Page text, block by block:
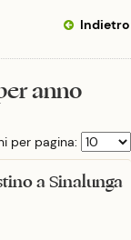
Indietro
anno
per pagina:
a Sinalunga